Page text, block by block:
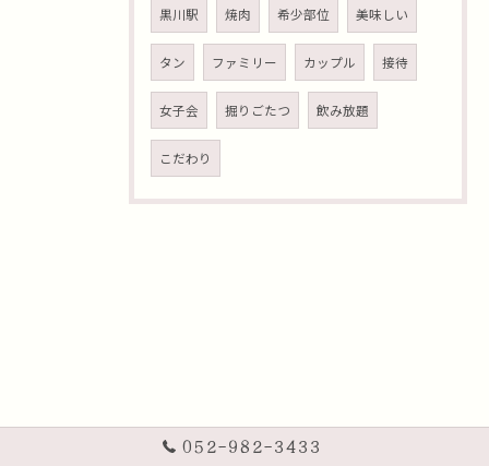
黒川駅 焼肉 希少部位 美味しい
タン ファミリー カップル 接待
女子会 掘りごたつ 飲み放題
こだわり
052-982-3433